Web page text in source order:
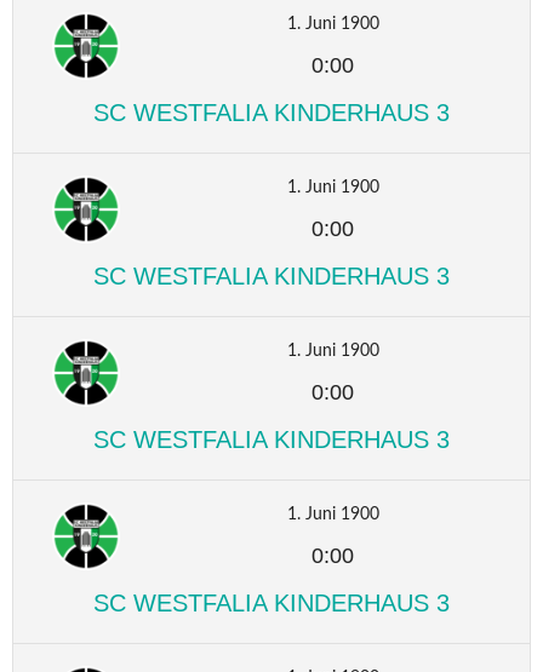
1. Juni 1900
0:00
SC WESTFALIA KINDERHAUS 3
1. Juni 1900
0:00
SC WESTFALIA KINDERHAUS 3
1. Juni 1900
0:00
SC WESTFALIA KINDERHAUS 3
1. Juni 1900
0:00
SC WESTFALIA KINDERHAUS 3